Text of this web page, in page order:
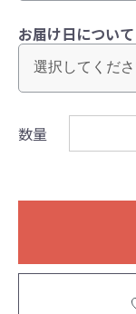
お届け日について
数量